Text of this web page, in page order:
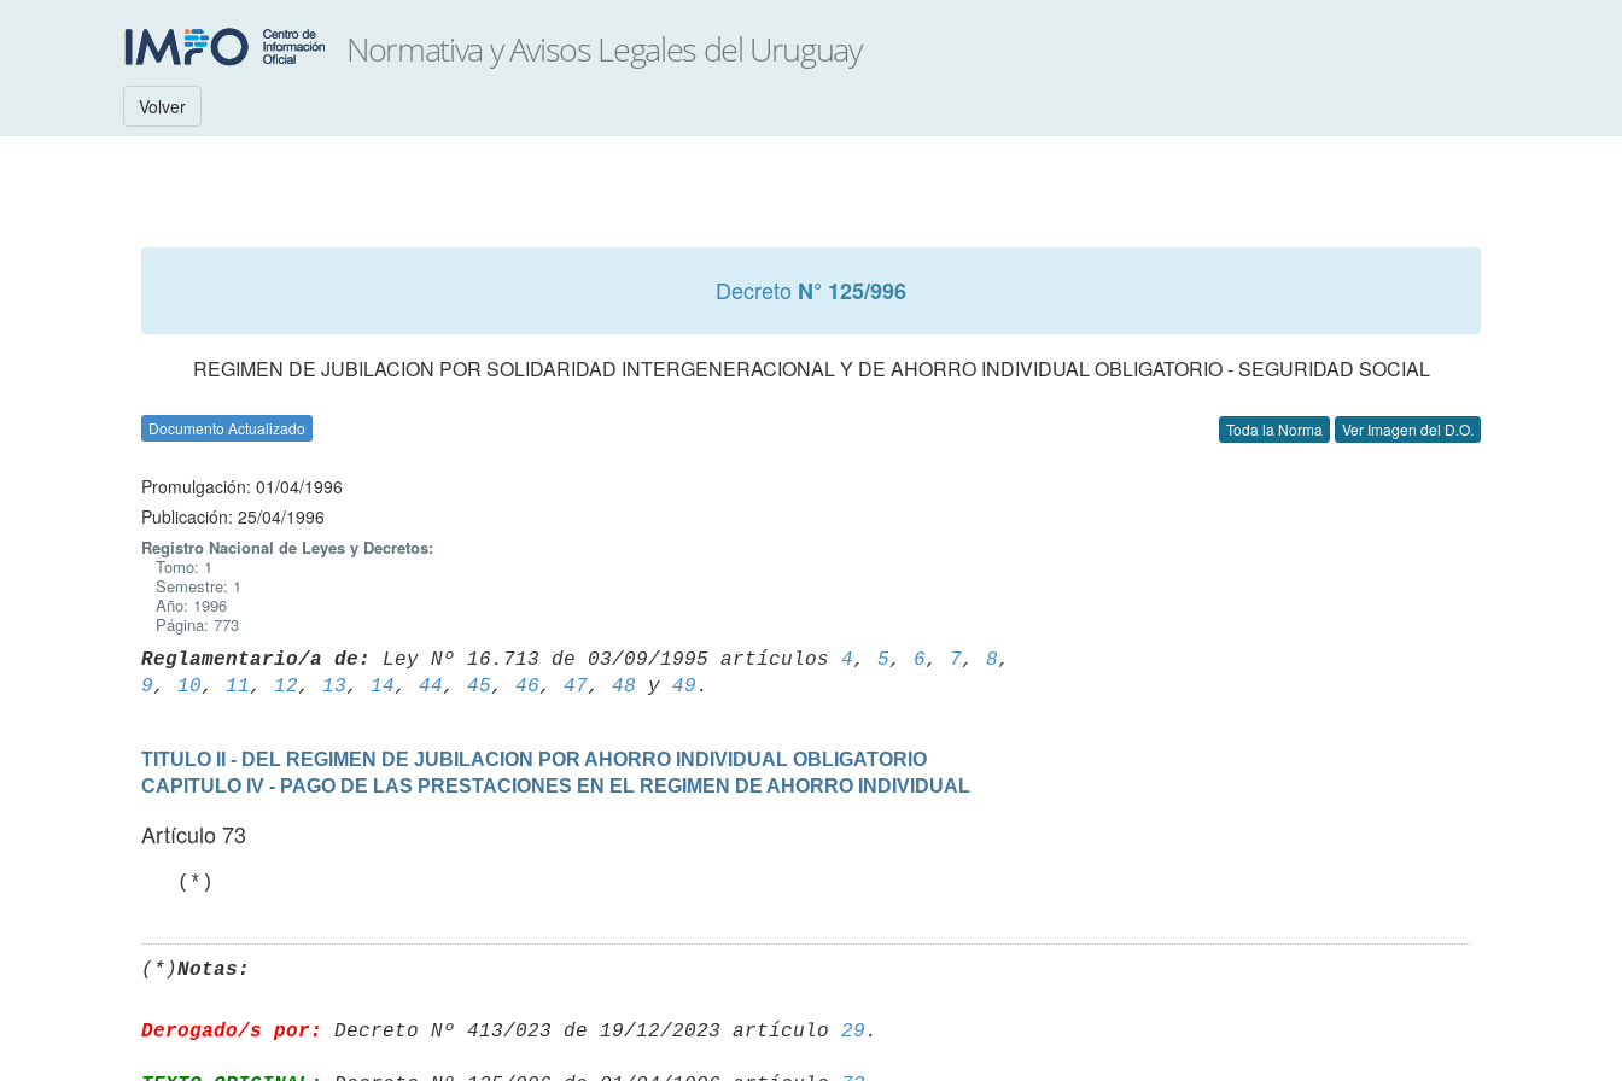
Volver
Decreto N° 125/996
REGIMEN DE JUBILACION POR SOLIDARIDAD INTERGENERACIONAL Y DE AHORRO INDIVIDUAL OBLIGATORIO - SEGURIDAD SOCIAL
Documento Actualizado Toda la Norma Ver Imagen del D.O.
Promulgación: 01/04/1996
Publicación: 25/04/1996
Registro Nacional de Leyes y Decretos:
Tomo: 1
Semestre: 1
Año: 1996
Página: 773
Reglamentario/a de: Ley Nº 16.713 de 03/09/1995 artículos 4, 5, 6, 7, 8,
9, 10, 11 , 12, 13, 14, 44, 45, 46, 47, 48 y 49
TITULO II - DEL REGIMEN DE JUBILACION POR AHORRO INDIVIDUAL OBLIGATORIO
CAPITULO IV - PAGO DE LAS PRESTACIONES EN EL REGIMEN DE AHORRO INDIVIDUAL
Artículo 73
   (*)
(*)Notas:
Derogado/s por: Decreto Nº 413/023 de 19/12/2023 artículo 29